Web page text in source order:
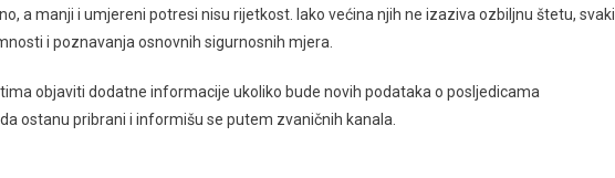
a manji i umjereni potresi nisu rijetkost. Iako većina njih ne izaziva ozbiljnu štetu, svaki
i poznavanja osnovnih sigurnosnih mjera.
objaviti dodatne informacije ukoliko bude novih podataka o posljedicama
ostanu pribrani i informišu se putem zvaničnih kanala.